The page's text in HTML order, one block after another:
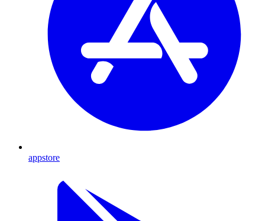
appstore